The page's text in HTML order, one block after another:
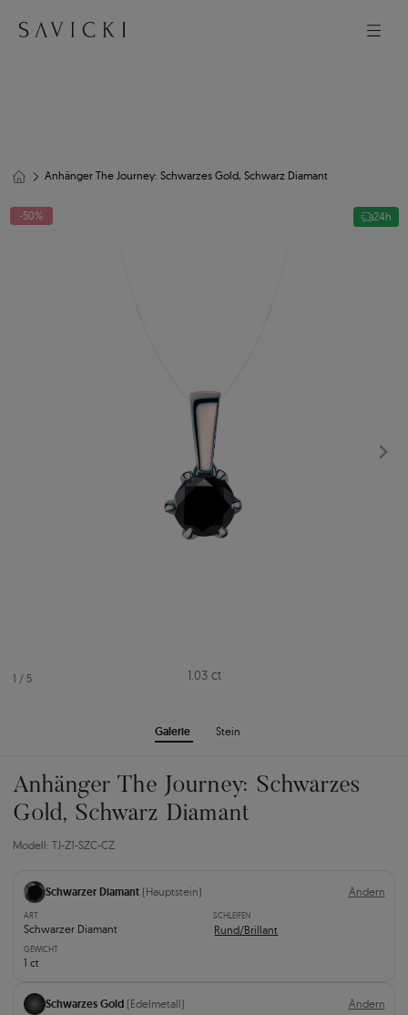
Anhänger The Journey: Schwarzes Gold, Schwarz Diamant
1 / 5
Galerie Stein
-50% 24h
1.03 ct
Anhänger The Journey: Schwarzes
Gold, Schwarz Diamant
Modell: TJ-Z1-SZC-CZ
Schwarzer Diamant (Hauptstein) Ändern
ART
Schwarzer Diamant
SCHLEIFEN
Rund/Brillant
GEWICHT
1 ct
Schwarzes Gold (Edelmetall) Ändern